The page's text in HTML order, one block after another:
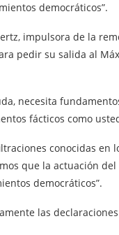
democráticos”.
impulsora de la
pedir su salida al
necesita
fácticos como
conocidas
que la actuación
democráticos”.
las